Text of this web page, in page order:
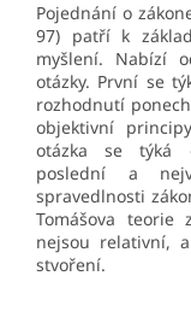
Pojednání o
97) patří k
myšlení. Nabízí
otázky. První se
rozhodnutí
objektivní
otázka se týká
poslední a
spravedlnosti
Tomášova teorie
nejsou relativní,
stvoření.